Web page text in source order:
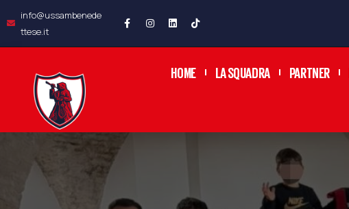
info@ussambenede
ttese.it
HOME LA SQUADRA PARTNER